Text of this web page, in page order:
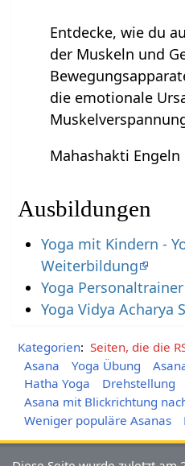
Entdecke, wie du
der Muskeln und
die emotionale
Mahashakti Engeln
Ausbildungen
Yoga mit Kindern -
Weiterbildung
Yoga
Yoga Vidya Acharya
Kategorien: Seiten, die die
Asana
Yoga Übung
Hatha Yoga
Drehstellung
Asana mit Blickrichtung
Weniger populäre Asanas